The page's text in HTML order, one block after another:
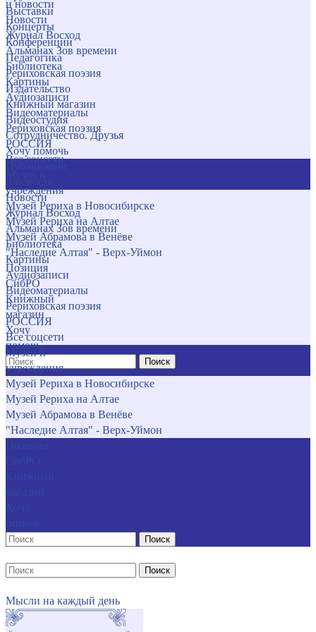
и новости
Новости
Журнал Восход
Альманах Зов времени
Библиотека
Картины
Аудиозаписи
Видеоматериалы
Рериховская поэзия
РОССИЯ
Все соцсети
учреждения
Музей Рериха в Новосибирске
Музей Рериха на Алтае
Музей Абрамова в Венёве
"Наследие Алтая" - Верх-Уймон
Позиция
СибРО
Книжный
магазин
Хочу
помочь
Поиск
Выставки
Концерты
Конференции
Педагогика
Рериховская поэзия
Издательство
Книжный магазин
Видеостудия
Сотрудничество. Друзья
Хочу помочь
Новости
Журнал Восход
Альманах Зов времени
Библиотека
Картины
Аудиозаписи
Видеоматериалы
Рериховская поэзия
РОССИЯ
Все соцсети
Музеи и
учреждения
Музей Рериха в Новосибирске
Музей Рериха на Алтае
Музей Абрамова в Венёве
"Наследие Алтая" - Верх-Уймон
Поиск
Поиск
Мысли на каждый день